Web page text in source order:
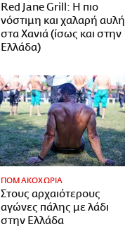
Red Jane Grill: Η πιο
νόστιμη και χαλαρή αυλή
στα Χανιά (ίσως και στην
Ελλάδα)
ΠΟΜΑΚΟΧΩΡΙΑ
Στους αρχαιότερους
αγώνες πάλης με λάδι
στην Ελλάδα